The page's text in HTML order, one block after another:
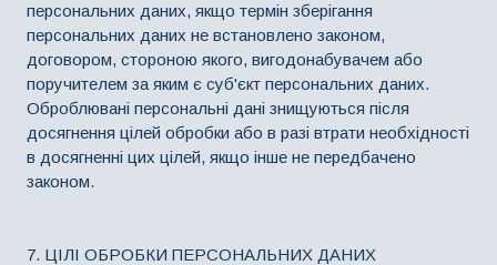
персональних даних, якщо термін зберігання
персональних даних не встановлено законом,
договором, стороною якого, вигодонабувачем або
поручителем за яким є суб'єкт персональних даних.
Оброблювані персональні дані знищуються після
досягнення цілей обробки або в разі втрати необхідності
в досягненні цих цілей, якщо інше не передбачено
законом.
7. ЦІЛІ ОБРОБКИ ПЕРСОНАЛЬНИХ ДАНИХ